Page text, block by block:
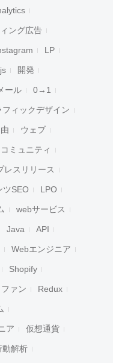
ング広告
LP
js 開発
ール 0→1
フィックデザイン
ウェブ
コミュニティ
レスリリース
ツSEO LPO
webサービス
Java API
Webエンジニア
Shopify
ファン Redux
ア 仮想通貨
動解析